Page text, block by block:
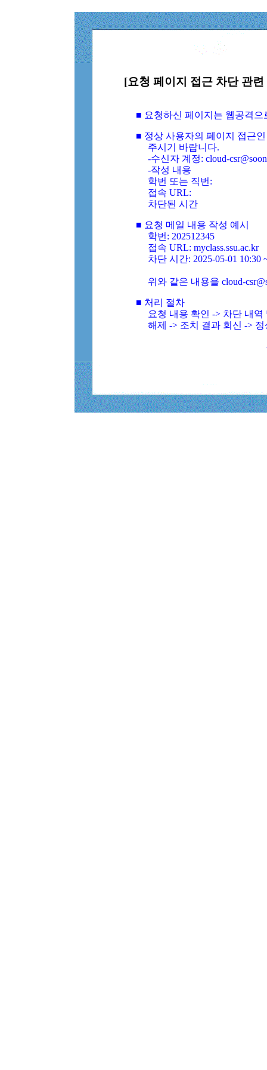
[요청 페이지 접근 차단 관
■ 요청하신 페이지는 웹공격
■ 정상 사용자의 페이지 접근
주시기 바랍니다.
-수신자 계정: cloud-
-작성 내용
학번 또는 직번:
접속 URL:
차단된 시간
■ 요청 메일 내용 작성 예시
학번: 202512345
접속 URL: myclass.ssu.ac.kr
차단 시간: 2025-05-01 10:30
위와 같은 내용을 cloud-
■ 처리 절차
요청 내용 확인 -> 차단 내
해제 -> 조치 결과 회신 ->